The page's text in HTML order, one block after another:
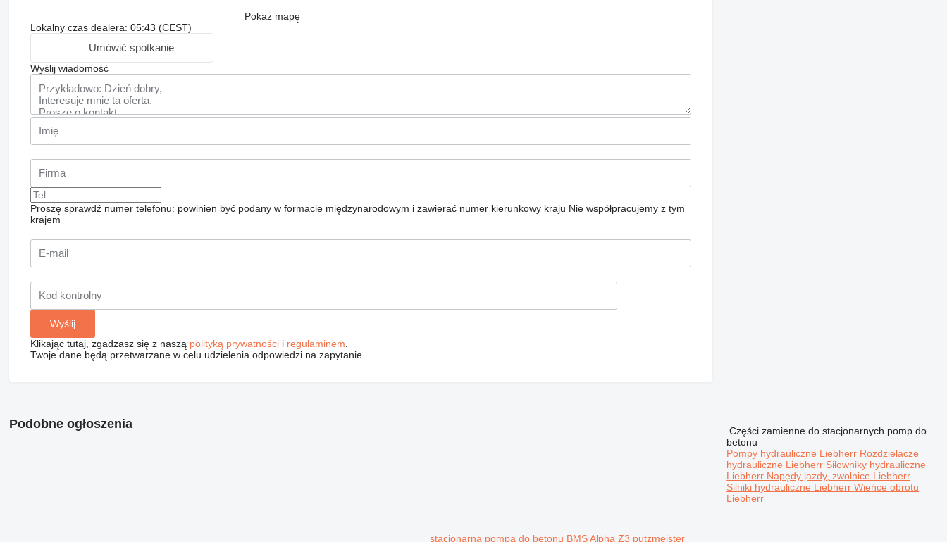
Pokaż mapę
Lokalny czas dealera: 05:43 (CEST)
Umówić spotkanie
Wyślij wiadomość
Proszę sprawdź numer telefonu: powinien być podany w formacie międzynarodowym i zawierać numer kierunkowy kraju Nie współpracujemy z tym
krajem
Klikając tutaj, zgadzasz się z naszą polityką prywatnościi regulaminem
Twoje dane będą przetwarzane w celu udzielenia odpowiedzi na zapytanie.
Podobne ogłoszenia
stacjonarna pompa do betonu BMS Alpha Z3 putzmeister
Części zamienne do stacjonarnych pomp do
betonu
Pompy hydrauliczne Liebherr Rozdzielacze
hydrauliczne Liebherr Siłowniky hydrauliczne
Liebherr Napędy jazdy, zwolnice Liebherr
Silniki hydrauliczne LiebherrWieńce obrotu
Liebherr